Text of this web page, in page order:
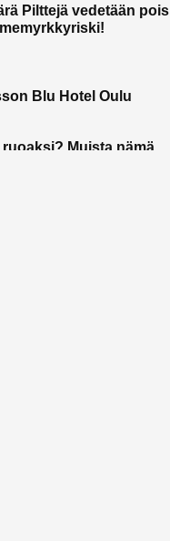
Pilttejä vedetään pois
Blu Hotel Oulu
Muista nämä